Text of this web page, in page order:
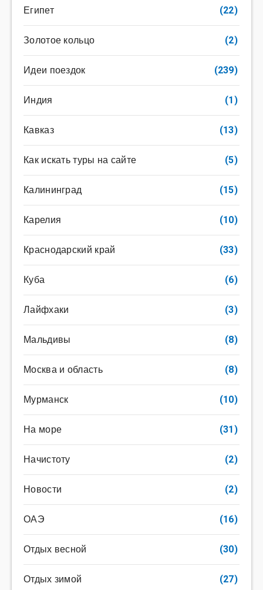
Египет (22)
Золотое кольцо (2)
Идеи поездок (239)
Индия (1)
Кавказ (13)
Как искать туры на сайте (5)
Калининград (15)
Карелия (10)
Краснодарский край (33)
Куба (6)
Лайфхаки (3)
Мальдивы (8)
Москва и область (8)
Мурманск (10)
На море (31)
Начистоту (2)
Новости (2)
ОАЭ (16)
Отдых весной (30)
Отдых зимой (27)